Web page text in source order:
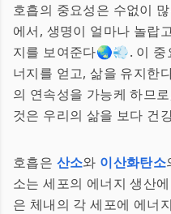
호흡의 중요성은 수없이
에서, 생명이 얼마나 놀랍
지를 보여준다🌏💨. 이 중
너지를 얻고, 삶을 유지한
의 연속성을 가능케 하므
것은 우리의 삶을 보다 건
호흡은 산소와 이산화탄소
소는 세포의 에너지 생산
은 체내의 각 세포에 에너